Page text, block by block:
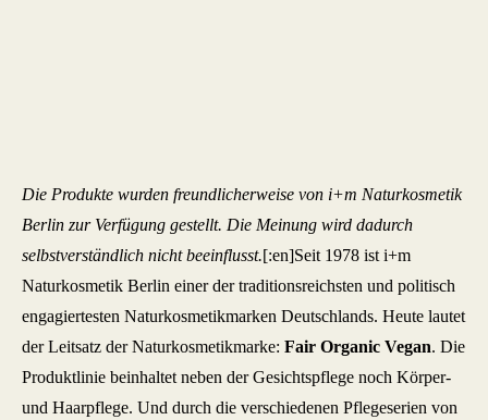
Die Produkte wurden freundlicherweise von i+m Naturkosmetik
Berlin zur Verfügung gestellt. Die Meinung wird dadurch
selbstverständlich nicht beeinflusst.[:en]Seit 1978 ist i+m
Naturkosmetik Berlin einer der traditionsreichsten und politisch
engagiertesten Naturkosmetikmarken Deutschlands. Heute lautet
der Leitsatz der Naturkosmetikmarke: Fair Organic Vegan. Die
Produktlinie beinhaltet neben der Gesichtspflege noch Körper-
und Haarpflege. Und durch die verschiedenen Pflegeserien von